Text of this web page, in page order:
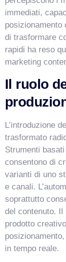
immediati,
posizionamento
di trasformare
rapidi ha reso
marketing
Il ruolo
L’introduzione
trasformato
Strumenti
consentono di
varianti di uno
e canali.
soprattutto
del contenuto.
prodotto
in tempo reale.